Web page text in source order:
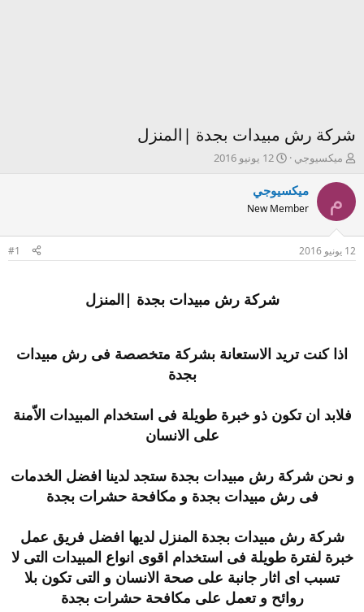
شركة رش مبيدات بجدة |المنزل
ك
ت
ب
و
ميكسيوجي
ت
ي
خ
إ
ا
12 يونيو 2016
م ميكسيوجي
New Member
12 يونيو 2016 #1
شركة رش مبيدات بجدة |المنزل
اذا كنت تريد الاستعانة بشركة متخصصة فى رش مبيدات
بجدة
فلابد ان تكون ذو خبرة طويلة فى استخدام المبيدات الاّمنة
على الانسان
و نحن شركة رش مبيدات بجدة ستجد لدينا افضل الخدمات
فى رش مبيدات بجدة و مكافحة حشرات بجدة
شركة رش مبيدات بجدة المنزل لديها افضل فريق عمل
خبرة لفترة طويلة فى استخدام اقوى انواع المبيدات التى لا
تسبب اى اثار جانبة على صحة الانسان و التى تكون بلا
روائح و تعمل على مكافحة حشرات بجدة